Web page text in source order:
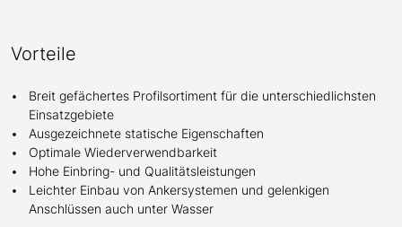
Vorteile
Breit gefächertes Profilsortiment für die unterschiedlichsten
Einsatzgebiete
Ausgezeichnete statische Eigenschaften
Optimale Wiederverwendbarkeit
Hohe Einbring- und Qualitätsleistungen
Leichter Einbau von Ankersystemen und gelenkigen
Anschlüssen auch unter Wasser